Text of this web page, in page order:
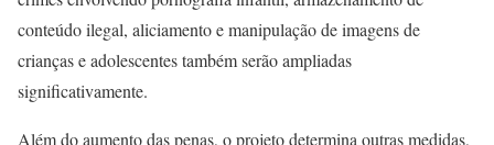
conteúdo ilegal, aliciamento e manipulação de imagens de
crianças e adolescentes também serão ampliadas
significativamente.
Além do aumento das penas, o projeto determina outras medidas,